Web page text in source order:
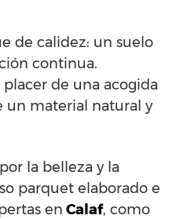
de calidez: un suelo
continua.
de una acogida
material natural y
la belleza y la
parquet elaborado e
en Calaf, como